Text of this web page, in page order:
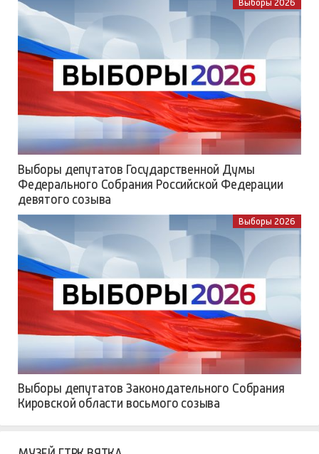
Выборы 2026
Выборы депутатов Государственной Думы
Федерального Собрания Российской Федерации
девятого созыва
Выборы 2026
Выборы депутатов Законодательного Собрания
Кировской области восьмого созыва